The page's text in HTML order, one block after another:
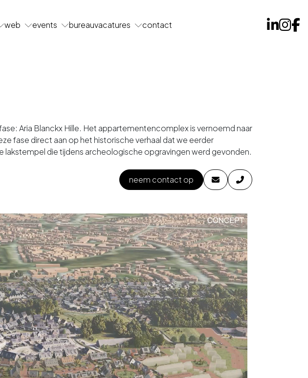
web events bureauvacatures contact
Aria Blanckx Hille. Het appartementencomplex is vernoemd naar
fase direct aan op het historische verhaal dat we eerder
die tijdens archeologische opgravingen werd gevonden.
neem contact op